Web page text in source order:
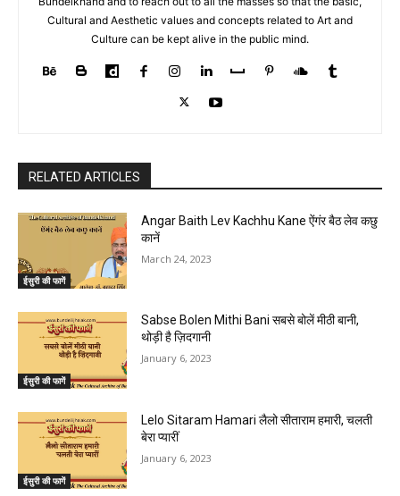
Cultural and Aesthetic values and concepts related to Art and
Culture can be kept alive in the public mind.
RELATED ARTICLES
ईसुरी की फागें
Angar Baith Lev Kachhu Kane ऐंगंर बैठ लेव कछु
कानें
March 24, 2023
ईसुरी की फागें
Sabse Bolen Mithi Bani सबसे बोलें मीठी बानी,
थोड़ी है ज़िदगानी
January 6, 2023
ईसुरी की फागें
Lelo Sitaram Hamari लैलो सीताराम हमारी, चलती
बेरा प्यारीं
January 6, 2023